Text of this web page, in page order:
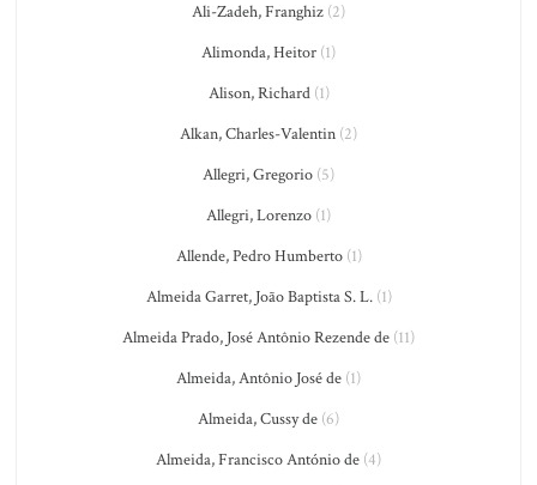
Ali-Zadeh, Franghiz (2)
Alimonda, Heitor (1)
Alison, Richard(1)
Alkan, Charles-Valentin (2)
Allegri, Gregorio (5)
Allegri, Lorenzo (1)
Allende, Pedro Humberto(1)
Almeida Garret, João Baptista S. L.(1)
Almeida Prado, José Antônio Rezende de (11)
Almeida, Antônio José de (1)
Almeida, Cussy de (6)
Almeida, Francisco António de (4)